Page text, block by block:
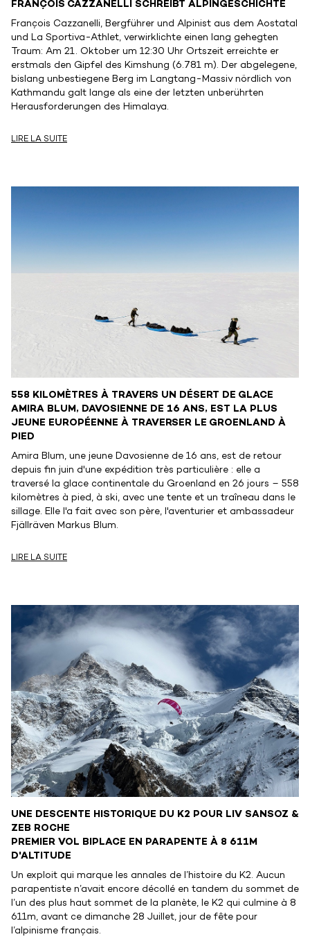
FRANÇOIS CAZZANELLI SCHREIBT ALPINGESCHICHTE
François Cazzanelli, Bergführer und Alpinist aus dem Aostatal
und La Sportiva-Athlet, verwirklichte einen lang gehegten
Traum: Am 21. Oktober um 12:30 Uhr Ortszeit erreichte er
erstmals den Gipfel des Kimshung (6.781 m). Der abgelegene,
bislang unbestiegene Berg im Langtang-Massiv nördlich von
Kathmandu galt lange als eine der letzten unberührten
Herausforderungen des Himalaya.
LIRE LA SUITE
558 KILOMÈTRES À TRAVERS UN DÉSERT DE GLACE
AMIRA BLUM, DAVOSIENNE DE 16 ANS, EST LA PLUS
JEUNE EUROPÉENNE À TRAVERSER LE GROENLAND À
PIED
Amira Blum, une jeune Davosienne de 16 ans, est de retour
depuis fin juin d'une expédition très particulière : elle a
traversé la glace continentale du Groenland en 26 jours – 558
kilomètres à pied, à ski, avec une tente et un traîneau dans le
sillage. Elle l'a fait avec son père, l'aventurier et ambassadeur
Fjällräven Markus Blum.
LIRE LA SUITE
UNE DESCENTE HISTORIQUE DU K2 POUR LIV SANSOZ &
ZEB ROCHE
PREMIER VOL BIPLACE EN PARAPENTE À 8 611M
D'ALTITUDE
Un exploit qui marque les annales de l’histoire du K2. Aucun
parapentiste n’avait encore décollé en tandem du sommet de
l’un des plus haut sommet de la planète, le K2 qui culmine à 8
611m, avant ce dimanche 28 Juillet, jour de fête pour
l’alpinisme français.